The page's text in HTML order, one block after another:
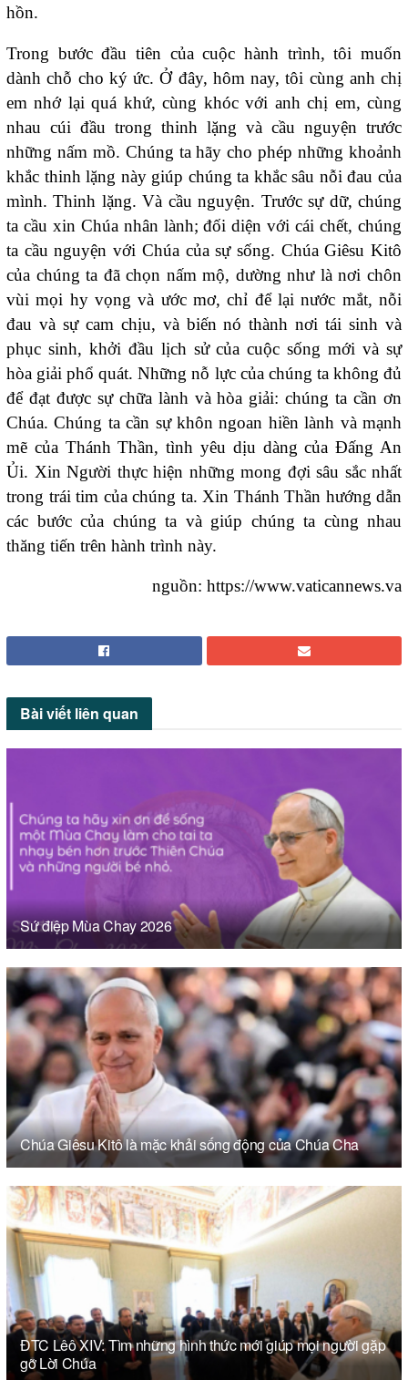
hồn.
Trong bước đầu tiên của cuộc hành trình, tôi muốn
dành chỗ cho ký ức. Ở đây, hôm nay, tôi cùng anh chị
em nhớ lại quá khứ, cùng khóc với anh chị em, cùng
nhau cúi đầu trong thinh lặng và cầu nguyện trước
những nấm mồ. Chúng ta hãy cho phép những khoảnh
khắc thinh lặng này giúp chúng ta khắc sâu nỗi đau của
mình. Thinh lặng. Và cầu nguyện. Trước sự dữ, chúng
ta cầu xin Chúa nhân lành; đối diện với cái chết, chúng
ta cầu nguyện với Chúa của sự sống. Chúa Giêsu Kitô
của chúng ta đã chọn nấm mộ, dường như là nơi chôn
vùi mọi hy vọng và ước mơ, chỉ để lại nước mắt, nỗi
đau và sự cam chịu, và biến nó thành nơi tái sinh và
phục sinh, khởi đầu lịch sử của cuộc sống mới và sự
hòa giải phổ quát. Những nỗ lực của chúng ta không đủ
để đạt được sự chữa lành và hòa giải: chúng ta cần ơn
Chúa. Chúng ta cần sự khôn ngoan hiền lành và mạnh
mẽ của Thánh Thần, tình yêu dịu dàng của Đấng An
Ủi. Xin Người thực hiện những mong đợi sâu sắc nhất
trong trái tim của chúng ta. Xin Thánh Thần hướng dẫn
các bước của chúng ta và giúp chúng ta cùng nhau
thăng tiến trên hành trình này.
nguồn: https://www.vaticannews.va
Bài viết liên quan
Sứ điệp Mùa Chay 2026
Chúa Giêsu Kitô là mặc khải sống động của Chúa Cha
ĐTC Lêô XIV: Tìm những hình thức mới giúp mọi người gặp
gỡ Lời Chúa